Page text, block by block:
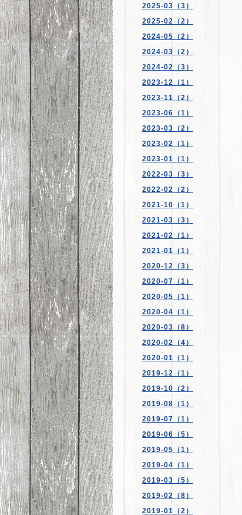
2025-03（3）
2025-02（2）
2024-05（2）
2024-03（2）
2024-02（3）
2023-12（1）
2023-11（2）
2023-06（1）
2023-03（2）
2023-02（1）
2023-01（1）
2022-03（3）
2022-02（2）
2021-10（1）
2021-03（3）
2021-02（1）
2021-01（1）
2020-12（3）
2020-07（1）
2020-05（1）
2020-04（1）
2020-03（8）
2020-02（4）
2020-01（1）
2019-12（1）
2019-10（2）
2019-08（1）
2019-07（1）
2019-06（5）
2019-05（1）
2019-04（1）
2019-03（5）
2019-02（8）
2019-01（2）